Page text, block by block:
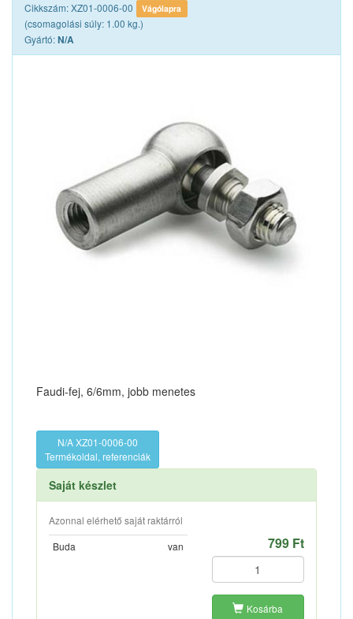
Cikkszám: XZ01-0006-00 Vágólapra
(csomagolási súly: 1.00 kg.)
Gyártó:N/A
Faudi-fej, 6/6mm, jobb menetes
N/A XZ01-0006-00
Termékoldal, referenciák
Saját készlet
Azonnal elérhető saját raktárról
Buda
van 799 Ft
Kosárba